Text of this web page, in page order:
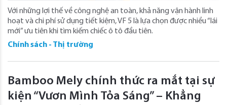
Với những lợi thế về công nghệ an toàn, khả năng vận hành linh
hoạt và chi phí sử dụng tiết kiệm, VF 5 là lựa chọn được nhiều “lái
mới” ưu tiên khi tìm kiếm chiếc ô tô đầu tiên.
Chính sách - Thị trường
Bamboo Mely chính thức ra mắt tại sự
kiện “Vươn Mình Tỏa Sáng” – Khẳng